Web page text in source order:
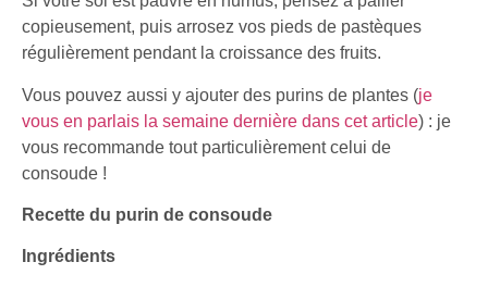
copieusement, puis arrosez vos pieds de pastèques
régulièrement pendant la croissance des fruits.
Vous pouvez aussi y ajouter des purins de plantes (je
vous en parlais la semaine dernière dans cet article) : je
vous recommande tout particulièrement celui de
consoude !
Recette du purin de consoude
Ingrédients